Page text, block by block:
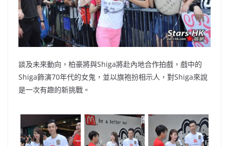
談及未來動向，柏豪將與Shiga將赴內地合作拍戲，戲中的
Shiga飾演70年代的女鬼，並以旗袍扮相示人，對Shiga來說
是一次有趣的新挑戰。